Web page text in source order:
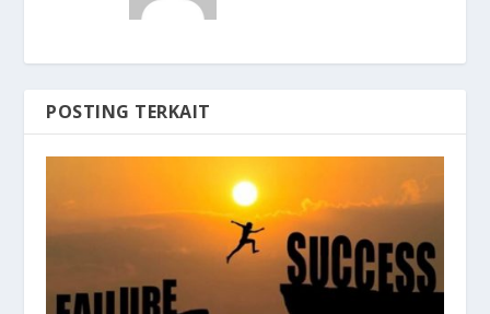
POSTING TERKAIT